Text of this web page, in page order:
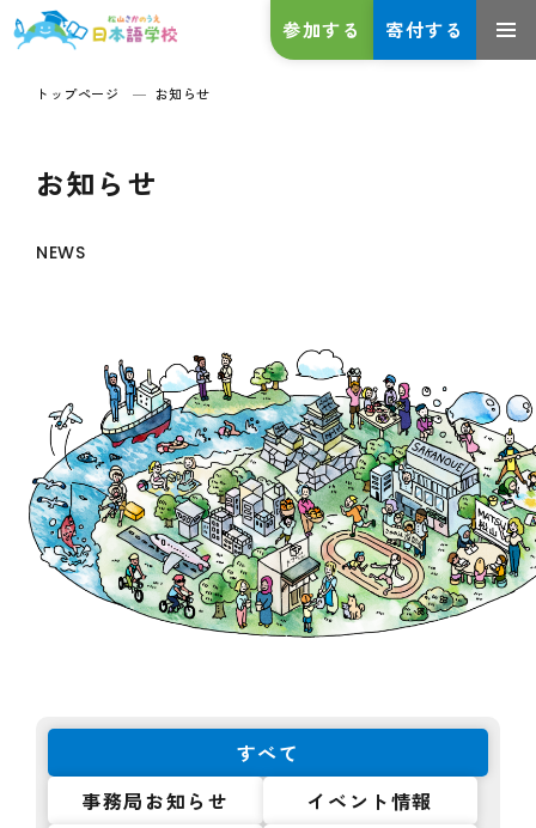
参加する 寄付する
トップページ お知らせ
お知らせ
NEWS
すべて
事務局お知らせ
イベント情報